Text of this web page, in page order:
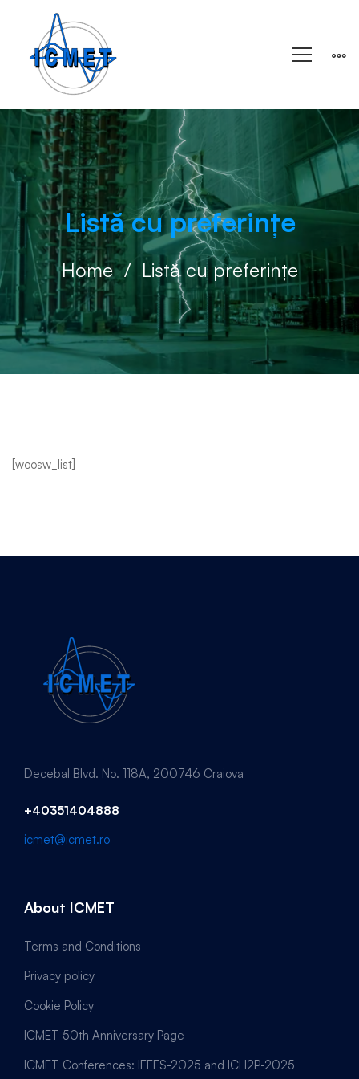
Listă cu preferințe
Home Listă cu preferințe
Listă
[woosw_list]
Decebal Blvd. No. 118A, 200746 Craiova
+40351404888
icmet@icmet.ro
About ICMET
Terms and Conditions
Privacy policy
Cookie Policy
ICMET 50th Anniversary Page
ICMET Conferences: IEEES-2025 and ICH2P-2025